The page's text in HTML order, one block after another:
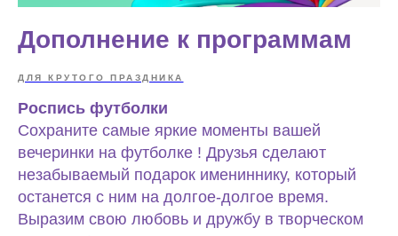
Дополнение к программам
ДЛЯ КРУТОГО ПРАЗДНИКА
Роспись футболки
Сохраните самые яркие моменты вашей
вечеринки на футболке ! Друзья сделают
незабываемый подарок имениннику, который
останется с ним на долгое-долгое время.
Выразим свою любовь и дружбу в творческом